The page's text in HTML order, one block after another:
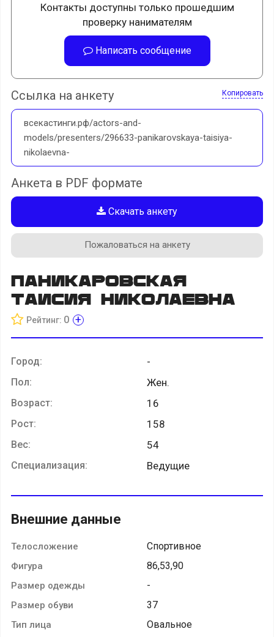
Контакты доступны только прошедшим
проверку нанимателям
Написать сообщение
Ссылка на анкету Копировать
всекастинги.рф/actors-and-
models/presenters/296633-panikarovskaya-taisiya-
nikolaevna-
Анкета в PDF формате
Скачать анкету
Пожаловаться на анкету
Паникаровская
Таисия Николаевна
Рейтинг: 0 +
Город: -
Пол: Жен.
Возраст: 16
Рост: 158
Вес: 54
Специализация: Ведущие
Внешние данные
Телосложение Спортивное
Фигура 86,53,90
Размер одежды -
Размер обуви 37
Тип лица Овальное